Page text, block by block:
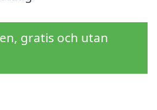
gratis och utan